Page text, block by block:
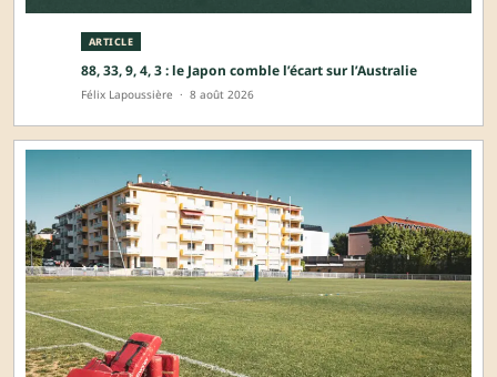
ARTICLE
88, 33, 9, 4, 3 : le Japon comble l’écart sur l’Australie
Félix Lapoussière · 8 août 2026